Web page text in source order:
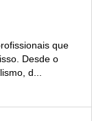
que
Desde o
d...